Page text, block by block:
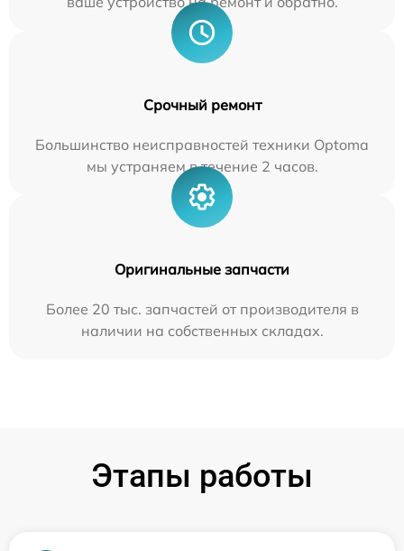
Срочный ремонт
Большинство неисправностей техники Optoma
мы устраняем в течение 2 часов.
Оригинальные запчасти
Более 20 тыс. запчастей от производителя в
наличии на собственных складах.
Этапы работы